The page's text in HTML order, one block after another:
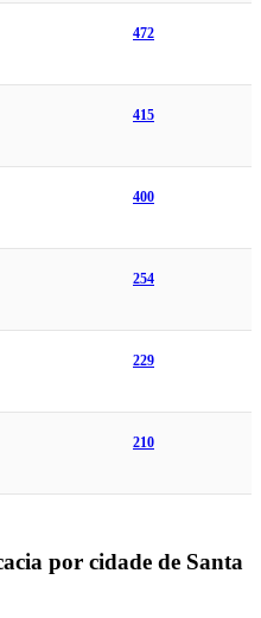
472
415
400
254
229
210
por cidade de Santa